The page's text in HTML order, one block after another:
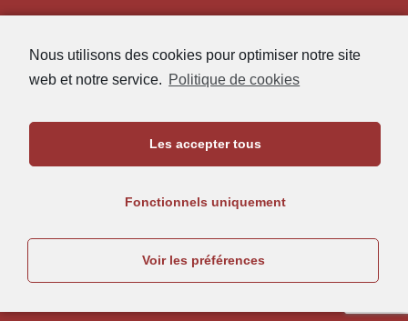
Nous utilisons des cookies pour optimiser notre site
web et notre service. Politique de cookies
Les accepter tous
Fonctionnels uniquement
Voir les préférences
Politique de cookies (UE)
Maison de l'Archéologie
05.57.12.45.63
rea@u-bordeaux-montaigne.fr